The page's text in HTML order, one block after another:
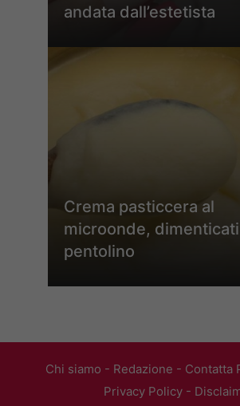
andata dall’estetista
Crema pasticcera al
microonde,
pentolino
Chi siamo - Redazione - Contatta
Privacy Policy-